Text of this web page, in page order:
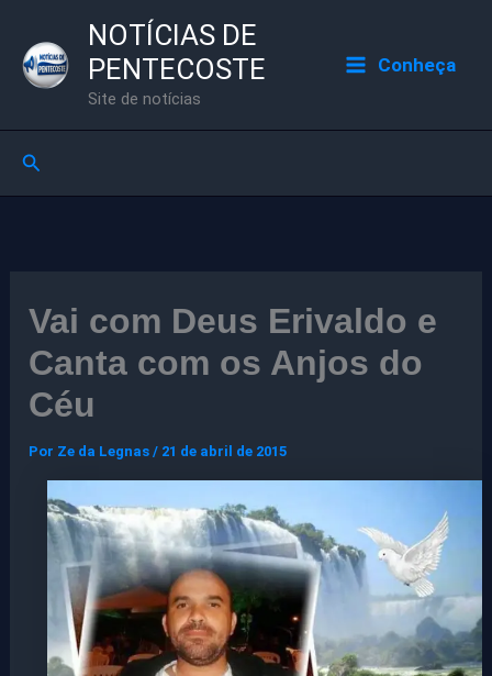
para
NOTÍCIAS DE
PENTECOSTE
Site de notícias
Conheça
Pesquisar
Vai com Deus Erivaldo e
Canta com os Anjos do
Céu
Por Ze da Legnas/ 21 de abril de 2015